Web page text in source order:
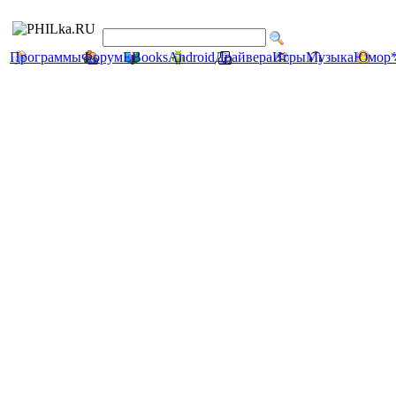
ПрограммыФорумEBooksAndroidДрайвераИгрыМузыкаЮмор